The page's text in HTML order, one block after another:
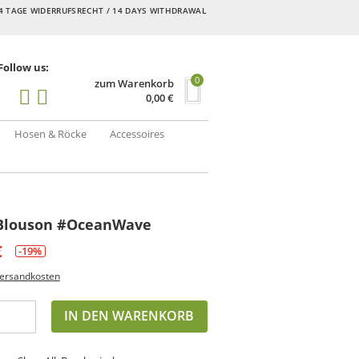
TAGE WIDERRUFSRECHT / 14 DAYS WITHDRAWAL
us:
zum Warenkorb
0,00€
0
Hosen & Röcke
Accessoires
#OceanWave
-19%
IN DEN WARENKORB